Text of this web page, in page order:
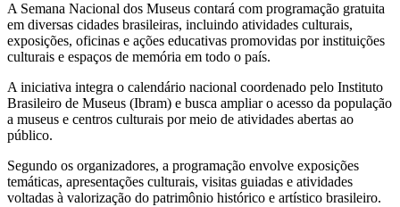
A Semana Nacional dos Museus contará com programação gratuita
em diversas cidades brasileiras, incluindo atividades culturais,
exposições, oficinas e ações educativas promovidas por instituições
culturais e espaços de memória em todo o país.
A iniciativa integra o calendário nacional coordenado pelo Instituto
Brasileiro de Museus (Ibram) e busca ampliar o acesso da população
a museus e centros culturais por meio de atividades abertas ao
público.
Segundo os organizadores, a programação envolve exposições
temáticas, apresentações culturais, visitas guiadas e atividades
voltadas à valorização do patrimônio histórico e artístico brasileiro.